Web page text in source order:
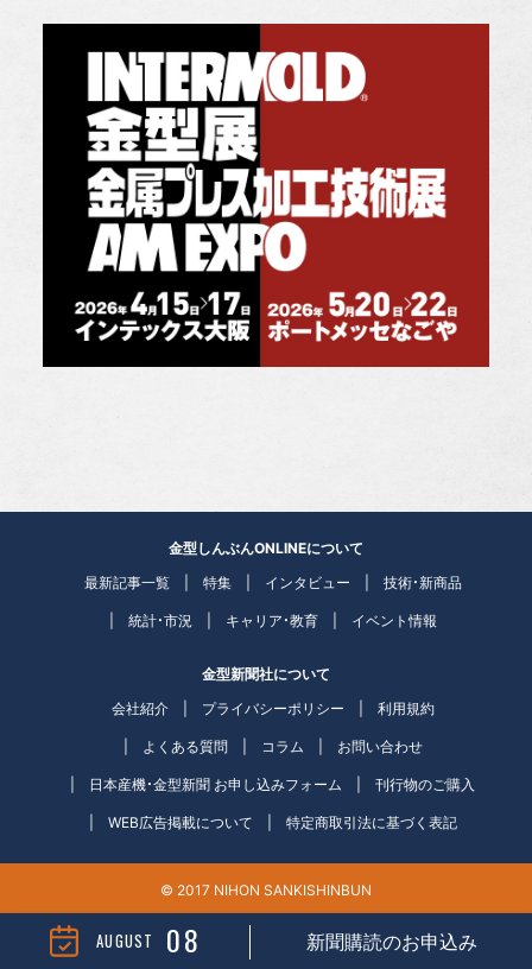
AUGUST 08 新聞購読のお申込み
金型しんぶんONLINEについて
最新記事一覧
特集 インタビュー 技術・新商品
統計・市況 キャリア・教育 イベント情報
金型新聞社について
会社紹介
プライバシーポリシー 利用規約
よくある質問 コラム お問い合わせ
日本産機・金型新聞 お申し込みフォーム 刊行物のご購入
WEB広告掲載について 特定商取引法に基づく表記
© 2017 NIHON SANKISHINBUN